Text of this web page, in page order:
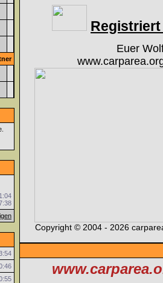
Euer
Copyright © 2004 - 2026